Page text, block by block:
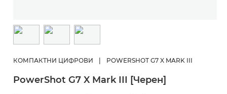
КОМПАКТНИ ЦИФРОВИ POWERSHOT G7 X MARK III
PowerShot G7 X Mark III [Черен]